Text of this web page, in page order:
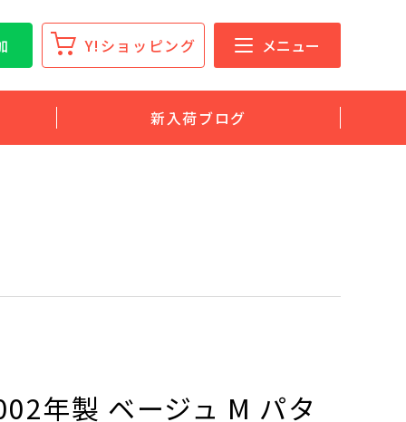
Y!ショッピング メニュー
新入荷ブログ
年製 ベージュ M パタ